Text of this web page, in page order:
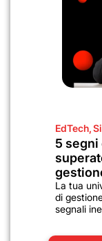
EdTech,
5 segni
La tua
di
segnali